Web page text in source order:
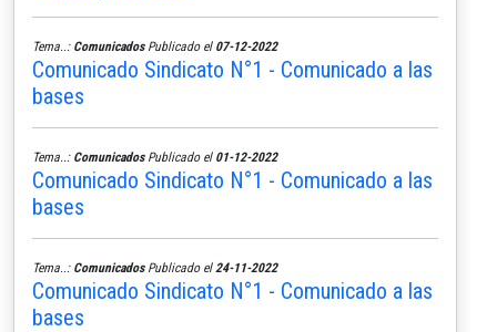
Tema..: ComunicadosPublicado el 07-12-2022
Comunicado Sindicato N°1 - Comunicado a las
bases
Tema..: ComunicadosPublicado el 01-12-2022
Comunicado Sindicato N°1 - Comunicado a las
bases
Tema..: ComunicadosPublicado el 24-11-2022
Comunicado Sindicato N°1 - Comunicado a las
bases